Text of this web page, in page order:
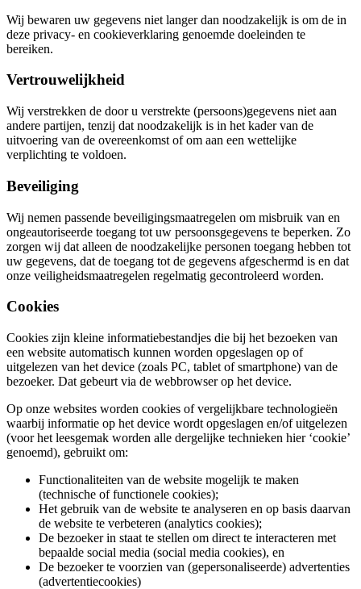
Wij bewaren uw gegevens niet langer dan noodzakelijk is om de in
deze privacy- en cookieverklaring genoemde doeleinden te
bereiken.
Vertrouwelijkheid
Wij verstrekken de door u verstrekte (persoons)gegevens niet aan
andere partijen, tenzij dat noodzakelijk is in het kader van de
uitvoering van de overeenkomst of om aan een wettelijke
verplichting te voldoen.
Beveiliging
Wij nemen passende beveiligingsmaatregelen om misbruik van en
ongeautoriseerde toegang tot uw persoonsgegevens te beperken. Zo
zorgen wij dat alleen de noodzakelijke personen toegang hebben tot
uw gegevens, dat de toegang tot de gegevens afgeschermd is en dat
onze veiligheidsmaatregelen regelmatig gecontroleerd worden.
Cookies
Cookies zijn kleine informatiebestandjes die bij het bezoeken van
een website automatisch kunnen worden opgeslagen op of
uitgelezen van het device (zoals PC, tablet of smartphone) van de
bezoeker. Dat gebeurt via de webbrowser op het device.
Op onze websites worden cookies of vergelijkbare technologieën
waarbij informatie op het device wordt opgeslagen en/of uitgelezen
(voor het leesgemak worden alle dergelijke technieken hier ‘cookie’
genoemd), gebruikt om:
Functionaliteiten van de website mogelijk te maken
(technische of functionele cookies);
Het gebruik van de website te analyseren en op basis daarvan
de website te verbeteren (analytics cookies);
De bezoeker in staat te stellen om direct te interacteren met
bepaalde social media (social media cookies), en
De bezoeker te voorzien van (gepersonaliseerde) advertenties
(advertentiecookies)